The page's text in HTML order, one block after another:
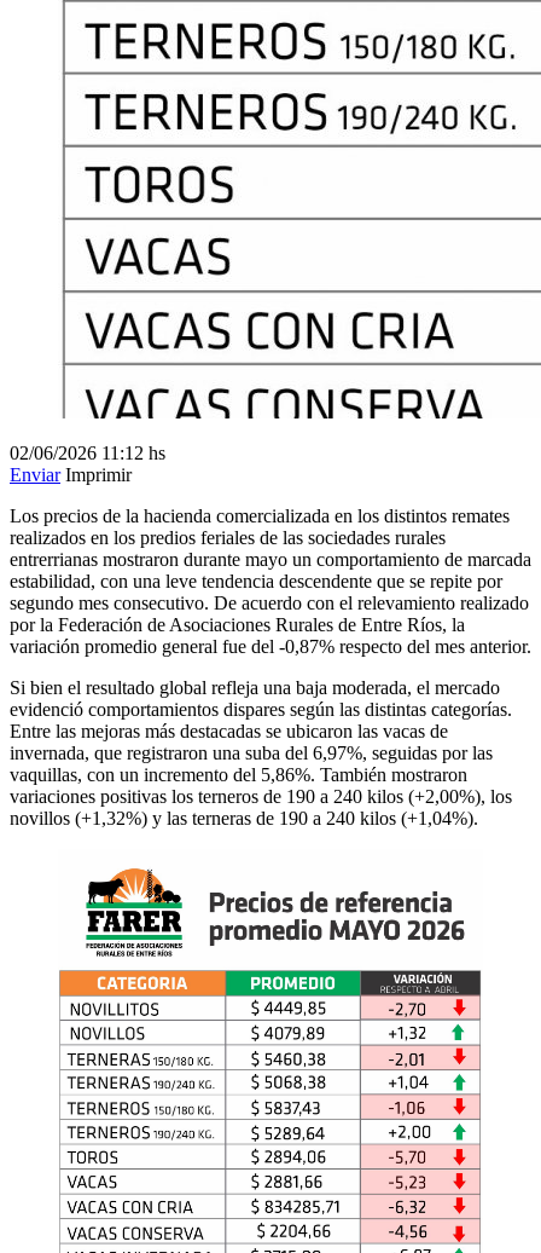
02/06/2026 11:12 hs
Enviar Imprimir
Los precios de la hacienda comercializada en los distintos remates
realizados en los predios feriales de las sociedades rurales
entrerrianas mostraron durante mayo un comportamiento de marcada
estabilidad, con una leve tendencia descendente que se repite por
segundo mes consecutivo. De acuerdo con el relevamiento realizado
por la Federación de Asociaciones Rurales de Entre Ríos, la
variación promedio general fue del -0,87% respecto del mes anterior.
Si bien el resultado global refleja una baja moderada, el mercado
evidenció comportamientos dispares según las distintas categorías.
Entre las mejoras más destacadas se ubicaron las vacas de
invernada, que registraron una suba del 6,97%, seguidas por las
vaquillas, con un incremento del 5,86%. También mostraron
variaciones positivas los terneros de 190 a 240 kilos (+2,00%), los
novillos (+1,32%) y las terneras de 190 a 240 kilos (+1,04%).